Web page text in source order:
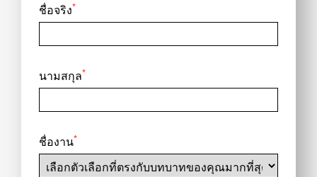
ชื่อจริง*
นามสกุล*
ชื่องาน*